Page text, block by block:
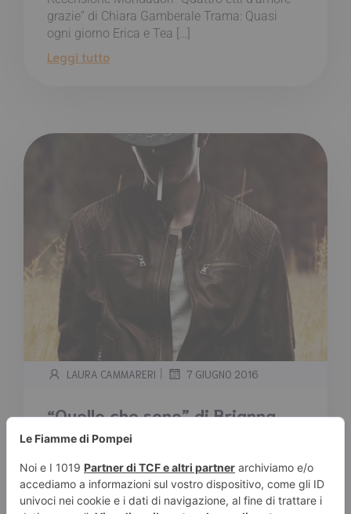
grazie” di Chiara Gamberale Trama: Quasi
ogni giorno Erica e Tea […]
Leggi tutto
LAURA CAMMARERI | 7 GIUGNO 2016
“Quello che sono” di Brianna
Fede – Recensione in anteprima
Tempo stimato di lettura:2 minuti
Jesse Morgan per via del suo aspetto viene
sempre scambiato per un passivo. Nonostante